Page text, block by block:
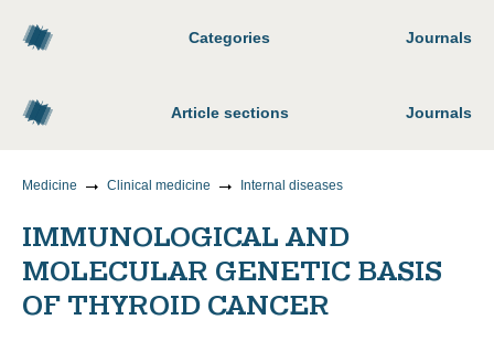
Categories Journals
Article sections Journals
Medicine Clinical medicine Internal diseases
IMMUNOLOGICAL AND
MOLECULAR GENETIC BASIS
OF THYROID CANCER